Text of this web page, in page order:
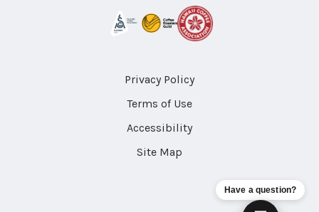
Privacy Policy
Terms of Use
Accessibility
Site Map
Have a question?